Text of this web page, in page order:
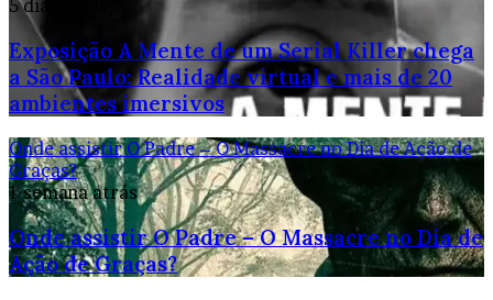
5 dias atrás
Exposição A Mente de um Serial Killer chega
a São Paulo: Realidade virtual e mais de 20
ambientes imersivos
Onde assistir O Padre – O Massacre no Dia de Ação de
Graças?
1 semana atrás
Onde assistir O Padre – O Massacre no Dia de
Ação de Graças?